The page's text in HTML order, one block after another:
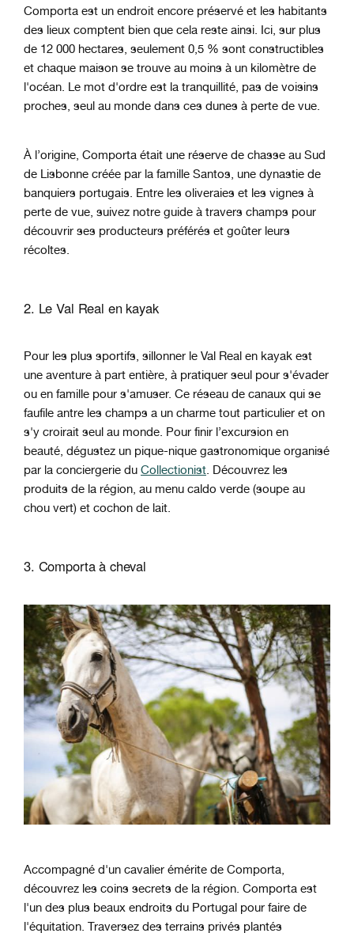
Comporta est un endroit encore préservé et les habitants
des lieux comptent bien que cela reste ainsi. Ici, sur plus
de 12 000 hectares, seulement 0,5 % sont constructibles
et chaque maison se trouve au moins à un kilomètre de
l'océan. Le mot d'ordre est la tranquillité, pas de voisins
proches, seul au monde dans ces dunes à perte de vue.
À l’origine, Comporta était une réserve de chasse au Sud
de Lisbonne créée par la famille Santos, une dynastie de
banquiers portugais. Entre les oliveraies et les vignes à
perte de vue, suivez notre guide à travers champs pour
découvrir ses producteurs préférés et goûter leurs
récoltes.
2. Le Val Real en kayak
Pour les plus sportifs, sillonner le Val Real en kayak est
une aventure à part entière, à pratiquer seul pour s'évader
ou en famille pour s'amuser. Ce réseau de canaux qui se
faufile antre les champs a un charme tout particulier et on
s'y croirait seul au monde. Pour finir l’excursion en
beauté, dégustez un pique-nique gastronomique organisé
par la conciergerie du Collectionist. Découvrez les
produits de la région, au menu caldo verde (soupe au
chou vert) et cochon de lait.
3. Comporta à cheval
Accompagné d'un cavalier émérite de Comporta,
découvrez les coins secrets de la région. Comporta est
l'un des plus beaux endroits du Portugal pour faire de
l'équitation. Traversez des terrains privés plantés